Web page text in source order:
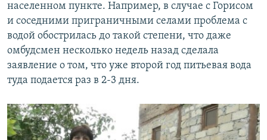
населенном пункте. Например, в случае с Горисом
и соседними приграничными селами проблема с
водой обострилась до такой степени, что даже
омбудсмен несколько недель назад сделала
заявление о том, что уже второй год питьевая вода
туда подается раз в 2-3 дня.